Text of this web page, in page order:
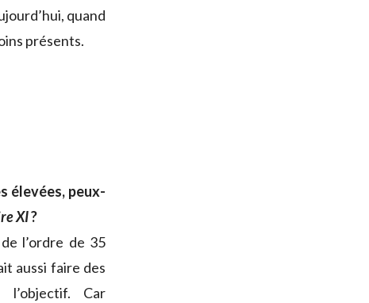
quand
présents.
élevées, peux-
XI?
l’ordre de 35
aussi faire des
Car